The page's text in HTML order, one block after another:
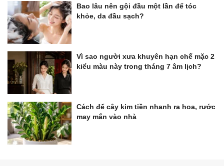
Bao lâu nên gội đầu một lần để tóc
khỏe, da đầu sạch?
Vì sao người xưa khuyên hạn chế mặc 2
kiểu màu này trong tháng 7 âm lịch?
Cách để cây kim tiền nhanh ra hoa, rước
may mắn vào nhà